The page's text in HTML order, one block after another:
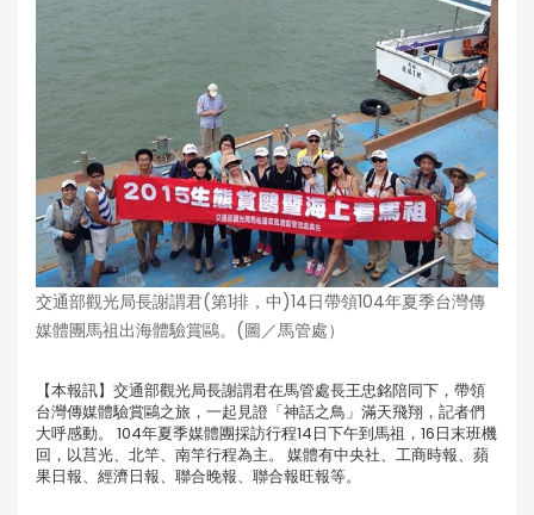
交通部觀光局長謝謂君(第1排，中)14日帶領104年夏季台灣傳
媒體團馬祖出海體驗賞鷗。(圖／馬管處）
【本報訊】交通部觀光局長謝謂君在馬管處長王忠銘陪同下，帶領
台灣傳媒體驗賞鷗之旅，一起見證「神話之鳥」滿天飛翔，記者們
大呼感動。 104年夏季媒體團採訪行程14日下午到馬祖，16日末班機
回，以莒光、北竿、南竿行程為主。 媒體有中央社、工商時報、蘋
果日報、經濟日報、聯合晚報、聯合報旺報等。